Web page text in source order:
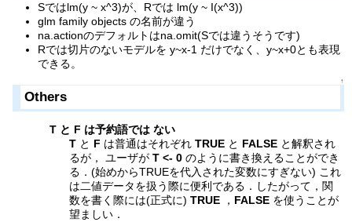
Sではlm(y ~ x^3)が、Rでは lm(y ~ I(x^3))
glm family objects の名前が違う
na.actionのデフォルトはna.omit(Sでは違うそうです)
Rでは切片のないモデルを y~x-1 だけでなく、y~x+0とも表現
できる。
↑
Others
Tと F は予約語では ない
T と F は普通はそれぞれTRUE と FALSE と解釈され
るが， ユーザがT <- 0 のように書き換えることができ
る．(始めからTRUEを代入された変数にすぎない) これ
は二値データを扱う際に便利である．したがって，関
数を書く際には(正式に)TRUE ， FALSE を使うことが
望ましい．